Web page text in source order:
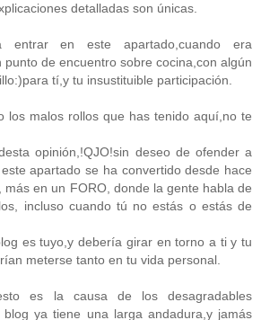
detalladas son únicas.
entrar en este apartado,cuando era
punto de encuentro sobre cocina,con algún
tí,y tu insustituible participación.
los malos rollos que has tenido aquí,no te
opinión,!QJO!sin deseo de ofender a
apartado se ha convertido desde hace
más en un FORO, donde la gente habla de
incluso cuando tú no estás o estás de
es tuyo,y debería girar en torno a ti y tu
meterse tanto en tu vida personal.
es la causa de los desagradables
blog ya tiene una larga andadura,y jamás